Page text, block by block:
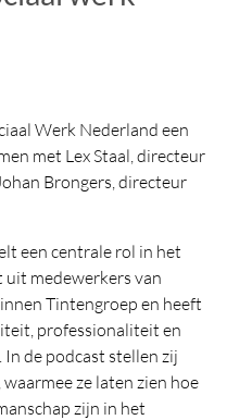
Werk Nederland een
met Lex Staal, directeur
Brongers, directeur
een centrale rol in het
uit medewerkers van
Tintengroep en heeft
professionaliteit en
de podcast stellen zij
ze laten zien hoe
zijn in het